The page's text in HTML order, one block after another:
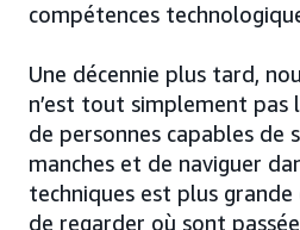
compétences
Une décennie plus tard,
n’est tout simplement pas
de personnes capables de
manches et de naviguer
techniques est plus
de regarder où sont